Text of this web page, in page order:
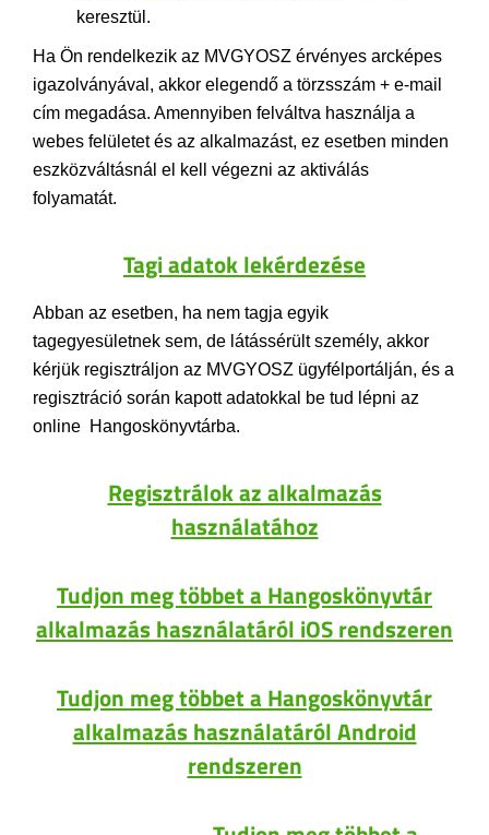
keresztül.
Ha Ön rendelkezik az MVGYOSZ érvényes arcképes
igazolványával, akkor elegendő a törzsszám + e-mail
cím megadása. Amennyiben felváltva használja a
webes felületet és az alkalmazást, ez esetben minden
eszközváltásnál el kell végezni az aktiválás
folyamatát.
Tagi adatok lekérdezése
Abban az esetben, ha nem tagja egyik
tagegyesületnek sem, de látássérült személy, akkor
kérjük regisztráljon az MVGYOSZ ügyfélportálján, és a
regisztráció során kapott adatokkal be tud lépni az
online Hangoskönyvtárba.
Regisztrálok az alkalmazás
használatához
Tudjon meg többet a Hangoskönyvtár
alkalmazás használatáról iOS rendszeren
Tudjon meg többet a Hangoskönyvtár
alkalmazás használatáról Android
rendszeren